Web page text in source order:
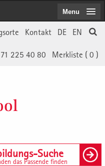
EN
DE
Kontakt
Merkliste ( 0 )
225 40 80
Suche
das Passende finden
Menu